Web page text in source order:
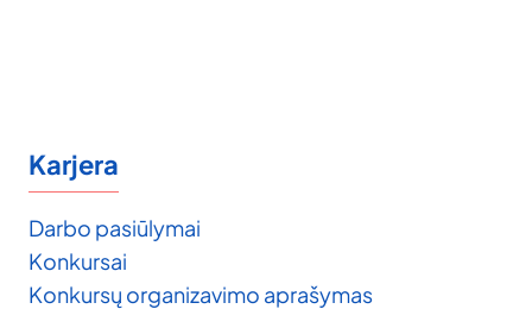
Karjera
Darbo pasiūlymai
Konkursai
Konkursų organizavimo aprašymas